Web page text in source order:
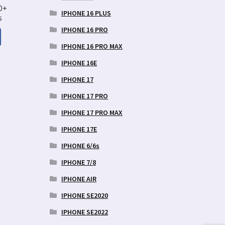
IPHONE 16 PLUS
IPHONE 16 PRO
IPHONE 16 PRO MAX
IPHONE 16E
IPHONE 17
IPHONE 17 PRO
IPHONE 17 PRO MAX
IPHONE 17E
IPHONE 6/6s
IPHONE 7/8
IPHONE AIR
IPHONE SE2020
IPHONE SE2022